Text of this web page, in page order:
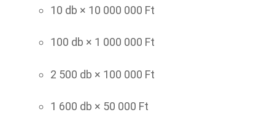
10 db × 10 000 000 Ft
100 db × 1 000 000 Ft
2 500 db × 100 000 Ft
1 600 db × 50 000 Ft